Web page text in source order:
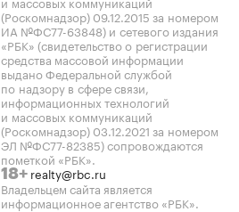
(Роскомнадзор) 09.12.2015 за номером
ИА №ФС77-63848) и сетевого издания
«РБК» (свидетельство о регистрации
средства массовой информации
выдано Федеральной службой
по надзору в сфере связи,
информационных технологий
и массовых коммуникаций
(Роскомнадзор) 03.12.2021 за номером
ЭЛ №ФС77-82385) сопровождаются
пометкой «РБК».
18+ realty@rbc.ru
Владельцем сайта является
информационное агентство «РБК».